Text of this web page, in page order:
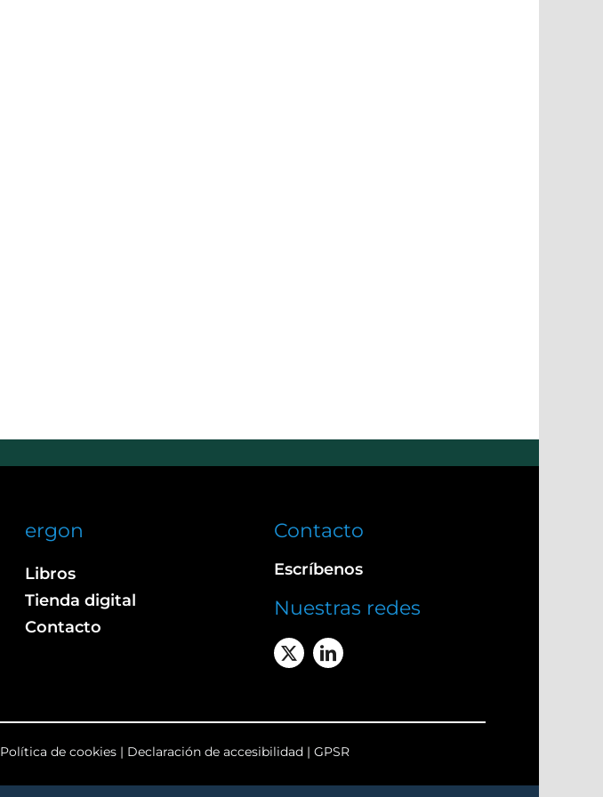
ergon
Libros
Tienda digital
Contacto
Contacto
Escríbenos
Nuestras redes
Política de cookies| Declaración de accesibilidad | GPSR